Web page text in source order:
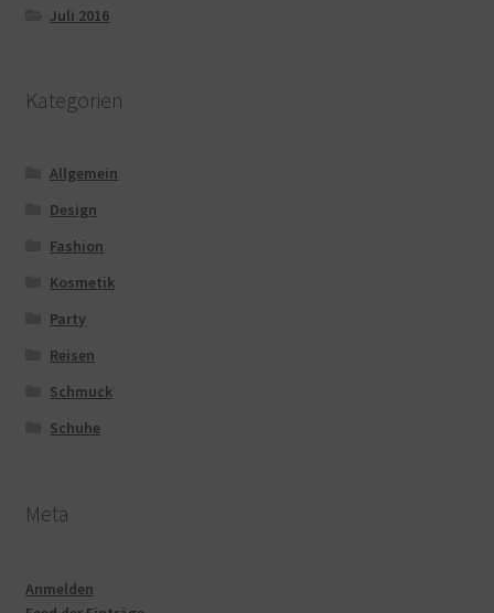
Juli 2016
Kategorien
Allgemein
Design
Fashion
Kosmetik
Party
Reisen
Schmuck
Schuhe
Meta
Anmelden